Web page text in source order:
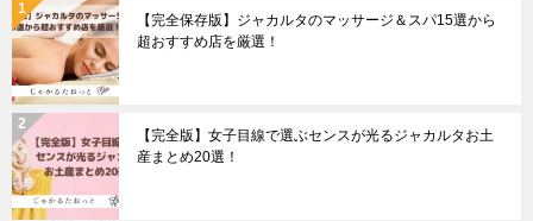
【完全保存版】ジャカルタのマッサージ＆スパ15選から
超おすすめ店を厳選！
【完全版】女子目線で選ぶセンスが光るジャカルタお土
産まとめ20選！